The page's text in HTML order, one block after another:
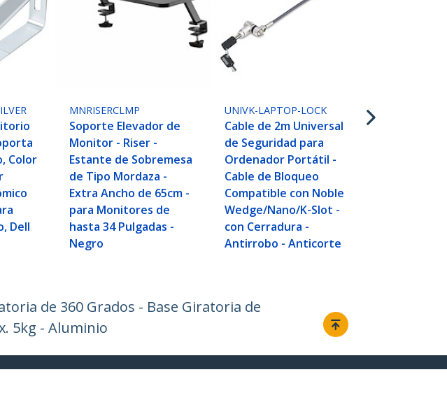
Color
Dell
MNRISERCLMP
Soporte Elevador de
Monitor - Riser -
Estante de Sobremesa
de Tipo Mordaza -
Extra Ancho de 65cm -
para Monitores de
hasta 34 Pulgadas -
Negro
UNIVK-LAPTOP-LOCK
Cable de 2m Universal
de Seguridad para
Ordenador Portátil -
Cable de Bloqueo
Compatible con Noble
Wedge/Nano/K-Slot -
con Cerradura -
Antirrobo - Anticorte
de 360 Grados - Base Giratoria de
5kg - Aluminio
a clientes Conectar